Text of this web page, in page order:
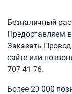
Безналичный
Предоставляем
Заказать Провод
сайте или
707-41-76.
Более 20 000